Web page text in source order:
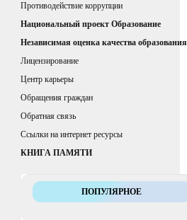
Противодействие коррупции
Национальный проект Образование
Независимая оценка качества образования
Лицензирование
Центр карьеры
Обращения граждан
Обратная связь
Ссылки на интернет ресурсы
КНИГА ПАМЯТИ
ПОПУЛЯРНОЕ